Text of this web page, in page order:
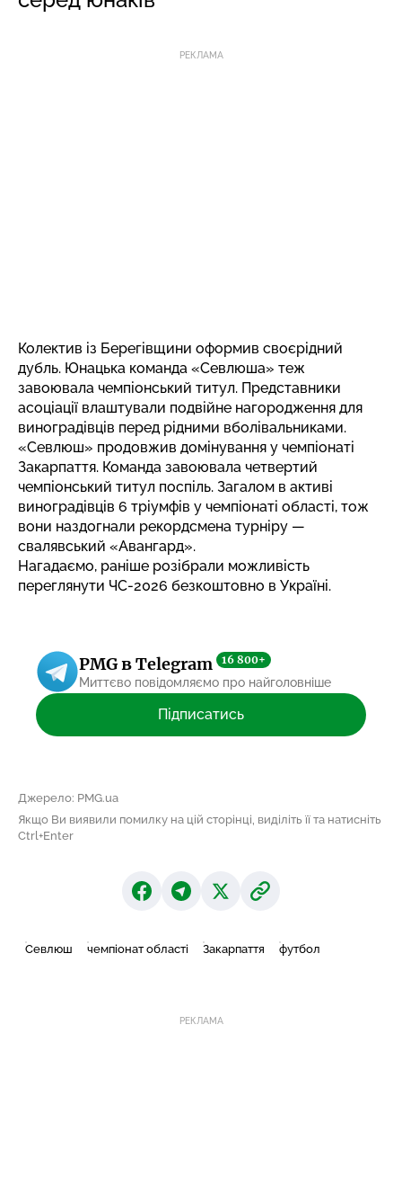
РЕКЛАМА
Колектив із Берегівщини оформив своєрідний
дубль. Юнацька команда «Севлюша» теж
завоювала чемпіонський титул. Представники
асоціації влаштували подвійне нагородження для
виноградівців перед рідними вболівальниками.
«Севлюш» продовжив домінування у чемпіонаті
Закарпаття. Команда завоювала четвертий
чемпіонський титул поспіль. Загалом в активі
виноградівців 6 тріумфів у чемпіонаті області, тож
вони наздогнали рекордсмена турніру —
свалявський «Авангард».
Нагадаємо, раніше розібрали можливість
переглянути ЧС-2026 безкоштовно в Україні.
PMG в Telegram 16 800+
Миттєво повідомляємо про найголовніше
Підписатись
Джерело: PMG.ua
Якщо Ви виявили помилку на цій сторінці, виділіть її та натисніть
Ctrl+Enter
Севлюш чемпіонат області Закарпаття футбол
РЕКЛАМА